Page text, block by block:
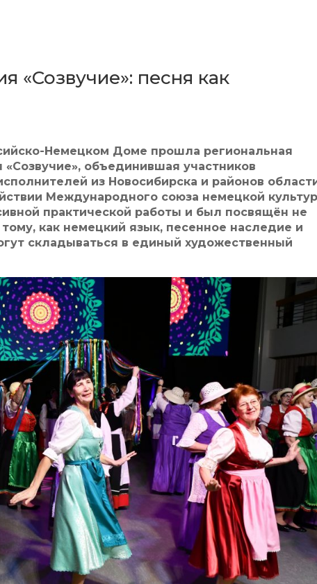
«Созвучие»: песня как
Немецком Доме прошла региональная
объединившая участников
из Новосибирска и районов
Международного союза немецкой
практической работы и был посвящён не
как немецкий язык, песенное наследие и
складываться в единый художественный